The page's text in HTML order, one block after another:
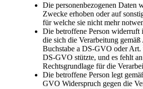
Die personenbezogenen Daten
Zwecke erhoben oder auf
für welche sie nicht mehr
Die betroffene Person
die sich die Verarbeitung gemäß
Buchstabe a DS-GVO oder Art.
DS-GVO stützte, und es fehlt
Rechtsgrundlage für die
Die betroffene Person legt
GVO Widerspruch gegen die